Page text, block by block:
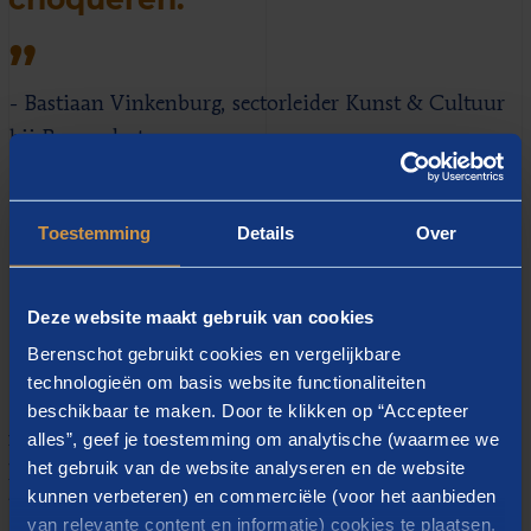
Toestemming Details Over
Deze website maakt gebruik van cookies
Berenschot gebruikt cookies en vergelijkbare
technologieën om basis website functionaliteiten
beschikbaar te maken. Door te klikken op “Accepteer
alles”, geef je toestemming om analytische (waarmee we
het gebruik van de website analyseren en de website
kunnen verbeteren) en commerciële (voor het aanbieden
van relevante content en informatie) cookies te plaatsen.
- Bastiaan Vinkenburg, sectorleider Kunst & Cultuur
bij Berenschot.
Handelingsperspectief en
praktische handvatten
Deverkenningbiedt de gemeente inzicht in de
mogelijke inzet van kunst en cultuur en daarnaast
handelingsperspectief om met behulp van culturele
bijdragen aan de slag te gaan met actuele